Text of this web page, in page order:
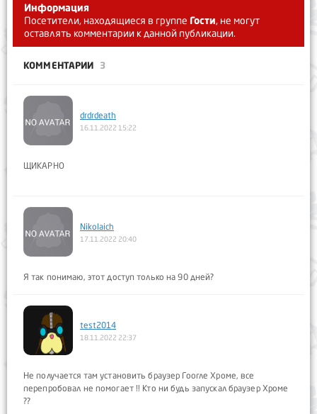
Информация
Посетители, находящиеся в группе Гости, не могут
оставлять комментарии к данной публикации.
КОММЕНТАРИИ 3
drdrdeath
16.11.2022 15:22
ЩИКАРНО
Nikolaich
17.11.2022 20:40
Я так понимаю, этот доступ только на 90 дней?
test2014
18.11.2022 22:37
Не получается там установить браузер Гоогле Хроме, все
перепробовал не помогает !! Кто ни будь запускал браузер Хроме
??